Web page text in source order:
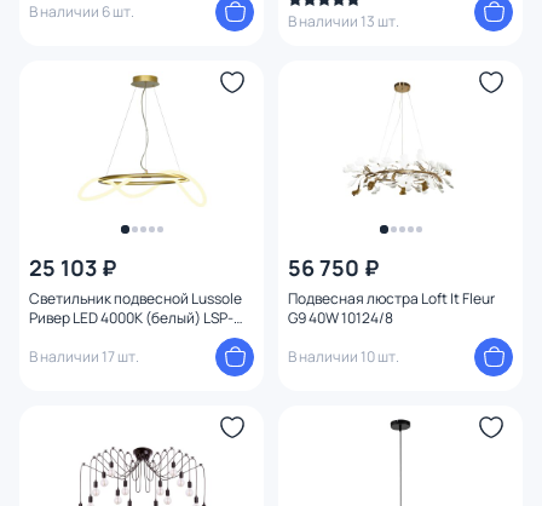
В наличии 6 шт. В наличии 13 шт.
25 103 ₽
Светильник подвесной Lussole
Ривер LED 4000К (белый) LSP-
В наличии 17 шт.
56 750 ₽
Подвесная люстра Loft It Fleur
G9 40W 10124/8
В наличии 10 шт.